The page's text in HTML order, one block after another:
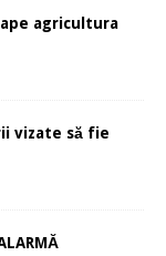
agricultura
vizate să fie